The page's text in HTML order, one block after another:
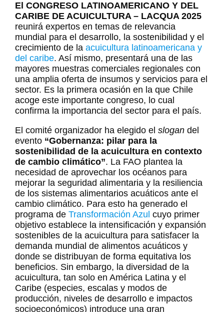
El CONGRESO LATINOAMERICANO Y DEL
CARIBE DE ACUICULTURA – LACQUA 2025
reunirá expertos en temas de relevancia
mundial para el desarrollo, la sostenibilidad y el
crecimiento de la acuicultura latinoamericana y
del caribe. Así mismo, presentará una de las
mayores muestras comerciales regionales con
una amplia oferta de insumos y servicios para el
sector. Es la primera ocasión en la que Chile
acoge este importante congreso, lo cual
confirma la importancia del sector para el país.
El comité organizador ha elegido el slogandel
evento “Gobernanza: pilar para la
sostenibilidad de la acuicultura en contexto
de cambio climático”. La FAO plantea la
necesidad de aprovechar los océanos para
mejorar la seguridad alimentaria y la resiliencia
de los sistemas alimentarios acuáticos ante el
cambio climático. Para esto ha generado el
programa de Transformación Azul cuyo primer
objetivo establece la intensificación y expansión
sostenibles de la acuicultura para satisfacer la
demanda mundial de alimentos acuáticos y
donde se distribuyan de forma equitativa los
beneficios. Sin embargo, la diversidad de la
acuicultura, tan solo en América Latina y el
Caribe (especies, escalas y modos de
producción, niveles de desarrollo e impactos
socioeconómicos) introduce una gran